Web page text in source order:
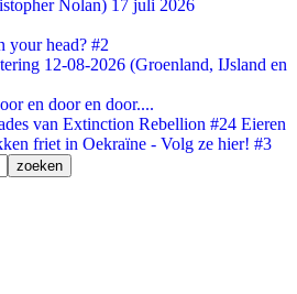
Nolan) 17 juli 2026
your head? #2
12-08-2026 (Groenland, IJsland en
en door en door....
van Extinction Rebellion #24 Eieren
friet in Oekraïne - Volg ze hier! #3